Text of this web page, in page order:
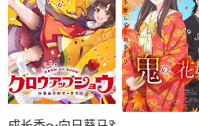
第04集 第03集
第01集